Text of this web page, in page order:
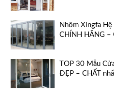
Nhôm Xingfa
CHÍNH HÃNG –
TOP 30 Mẫu
ĐẸP – CHẤT